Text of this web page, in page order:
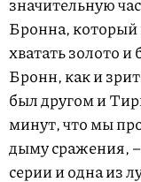
Бронна, который
хватать золото
Бронн, как и
был другом и
минут, что мы
дыму сражения,
серии и одна из